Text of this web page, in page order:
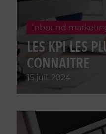
Inbound
LES KPI LES
CONNAITRE
15 juil. 2024